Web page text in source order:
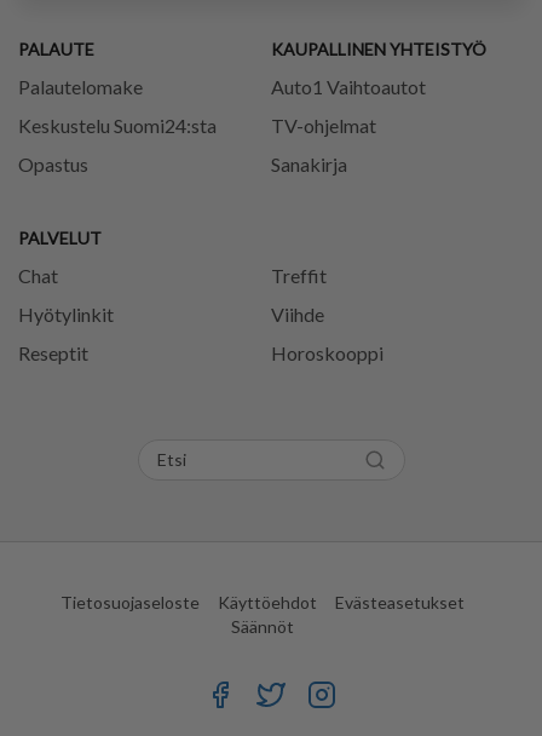
PALAUTE
Palautelomake
Keskustelu Suomi24:sta
Opastus
PALVELUT
Chat
Treffit
Hyötylinkit
Viihde
Reseptit
Horoskooppi
KAUPALLINEN YHTEISTYÖ
Auto1 Vaihtoautot
TV-ohjelmat
Sanakirja
Tietosuojaseloste Käyttöehdot
Evästeasetukset
Säännöt